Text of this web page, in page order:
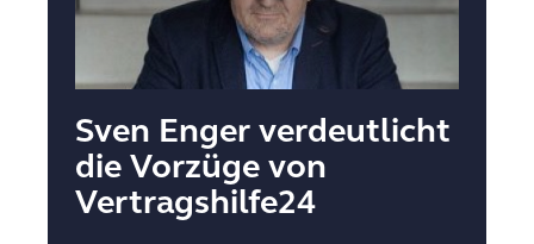
Sven Enger verdeutlicht
die Vorzüge von
Vertragshilfe24